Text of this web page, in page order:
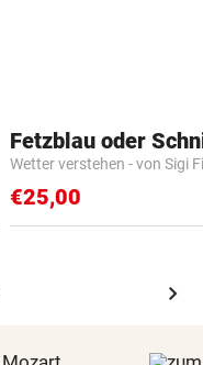
Fetzblau oder
Wetter verstehen - von Sigi
€25,00
chevron_right